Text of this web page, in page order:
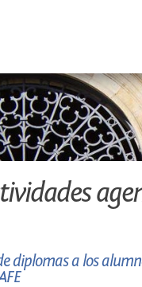
diplomas a los